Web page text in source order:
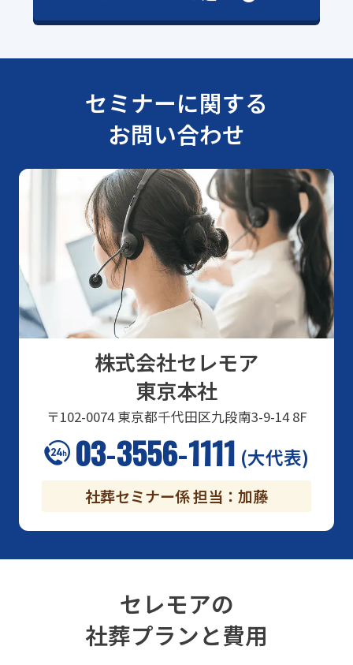
セミナーに関する
お問い合わせ
株式会社セレモア
東京本社
〒102-0074東京都千代田区九段南3-9-14 8F
03-3556-1111 (大代表)
社葬セミナー係 担当：加藤
セレモアの
社葬プランと費用